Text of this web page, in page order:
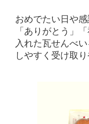
おめでたい日や
「ありがとう」
入れた瓦せんべ
しやすく受け取